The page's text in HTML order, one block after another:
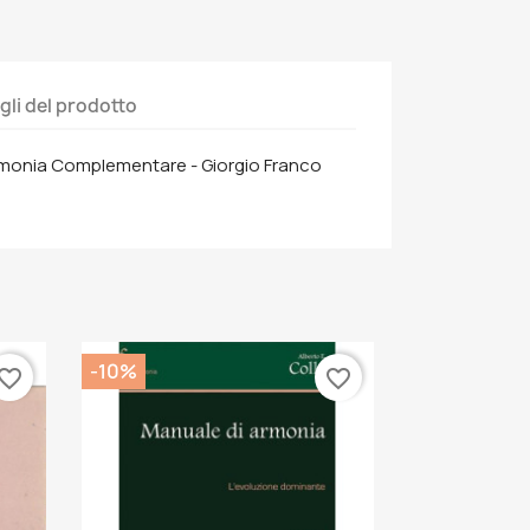
del prodotto
Complementare - Giorgio Franco
-10% favorite_border